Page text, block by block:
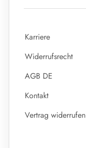
Karriere
Widerrufsrecht
AGB DE
Kontakt
Vertrag widerrufen